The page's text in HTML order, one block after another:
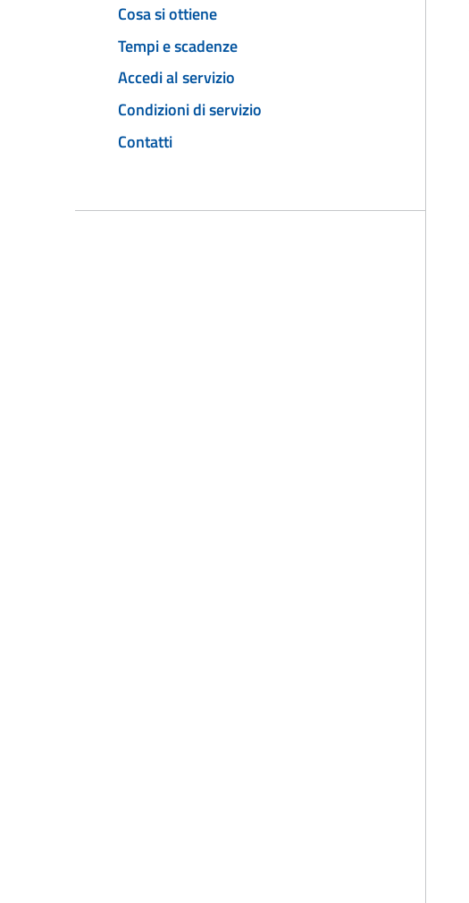
Cosa si ottiene
Tempi e scadenze
Accedi al servizio
Condizioni di servizio
Contatti